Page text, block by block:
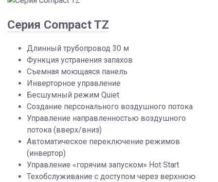
Серия Compact TZ
Длинный трубопровод 30 м
Функция устранения запахов
Съемная моющаяся панель
Инверторное управление
Бесшумный режим Quiet
Создание персонального воздушного потока
Управление направленностью воздушного
потока (вверх/вниз)
Автоматическое переключение режимов
(инвертор)
Управление «горячим запуском» Hot Start
Техобслуживание с доступом через верхнюю